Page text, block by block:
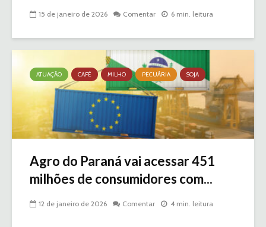
15 de janeiro de 2026 Comentar 6 min. leitura
ATUAÇÃO CAFÉ MILHO PECUÁRIA SOJA
Agro do Paraná vai acessar 451
milhões de consumidores com...
12 de janeiro de 2026 Comentar 4 min. leitura